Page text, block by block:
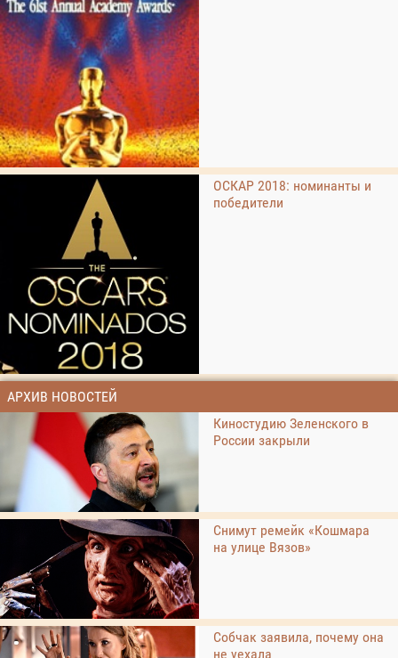
ОСКАР 2018: номинанты и
победители
АРХИВ НОВОСТЕЙ
Киностудию Зеленского в
России закрыли
Снимут ремейк «Кошмара
на улице Вязов»
Собчак заявила, почему она
не уехала